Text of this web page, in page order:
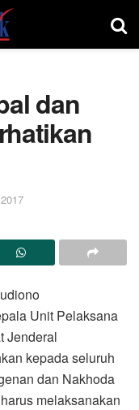
dan
Unit Pelaksana
Jenderal
kepada seluruh
dan Nakhoda
melaksanakan